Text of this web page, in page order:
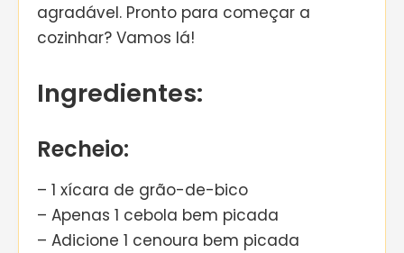
agradável. Pronto para começar a
cozinhar? Vamos lá!
Ingredientes:
Recheio:
– 1 xícara de grão-de-bico
– Apenas 1 cebola bem picada
– Adicione 1 cenoura bem picada